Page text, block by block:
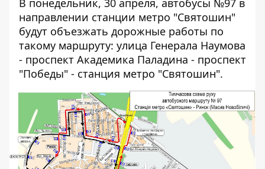
В понедельник, 30 апреля, автобусы №97 в
направлении станции метро "Святошин"
будут объезжать дорожные работы по
такому маршруту: улица Генерала Наумова
- проспект Академика Паладина - проспект
"Победы" - станция метро "Святошин".